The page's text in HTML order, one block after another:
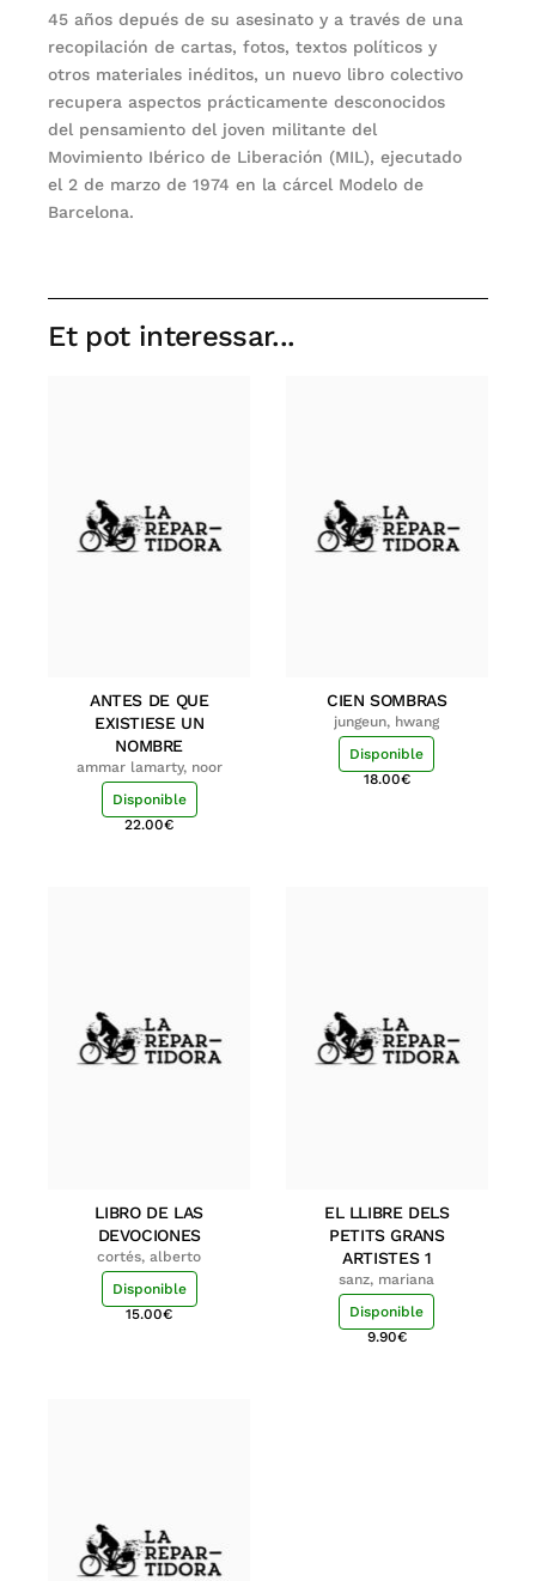
45 años depués de su asesinato y a través de una
recopilación de cartas, fotos, textos políticos y
otros materiales inéditos, un nuevo libro colectivo
recupera aspectos prácticamente desconocidos
del pensamiento del joven militante del
Movimiento Ibérico de Liberación (MIL), ejecutado
el 2 de marzo de 1974 en la cárcel Modelo de
Barcelona.
Et pot interessar...
ANTES DE QUE
EXISTIESE UN
NOMBRE
ammar lamarty, noor
Disponible
22.00€
CIEN SOMBRAS
jungeun, hwang
Disponible
18.00€
LIBRO DE LAS
DEVOCIONES
cortés, alberto
Disponible
15.00€
EL LLIBRE DELS
PETITS GRANS
ARTISTES 1
sanz, mariana
Disponible
9.90€